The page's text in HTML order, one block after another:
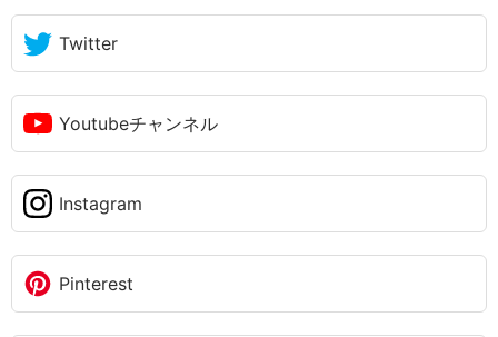
Twitter
Youtubeチャンネル
Instagram
Pinterest